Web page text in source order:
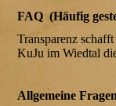
FAQ (Häufig
Transparenz
KuJu im Wiedtal
Allgemeine